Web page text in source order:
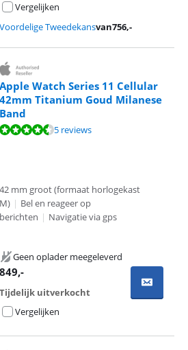
Vergelijken
Voordelige Tweedekansvan756,-
Apple Watch Series 11 Cellular
42mm Titanium Goud Milanese
Band
gebaseerd op 5 reviews.
5 reviews
42 mm groot (formaat horlogekast
M) | Bel en reageer op
berichten | Navigatie via gps
Geen oplader meegeleverd
849,-
Tijdelijk uitverkocht
Vergelijken